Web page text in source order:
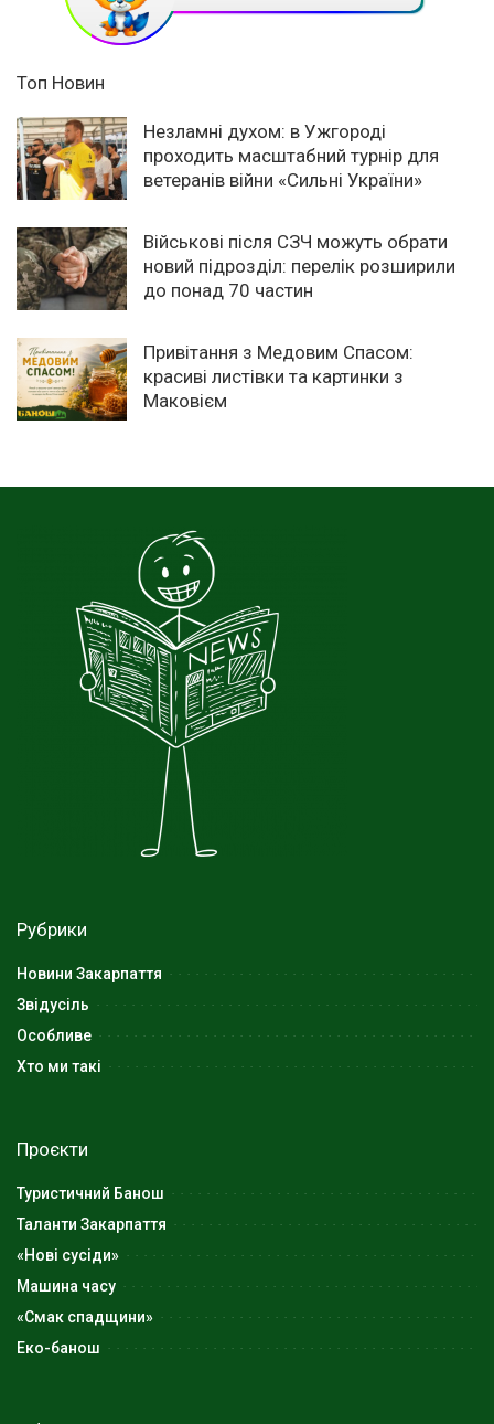
Топ Новин
Незламні духом: в Ужгороді
проходить масштабний турнір для
ветеранів війни «Сильні України»
Військові після СЗЧ можуть обрати
новий підрозділ: перелік розширили
до понад 70 частин
Привітання з Медовим Спасом:
красиві листівки та картинки з
Маковієм
Рубрики
Новини Закарпаття
Звідусіль
Особливе
Хто ми такі
Проєкти
Туристичний Банош
Таланти Закарпаття
«Нові сусіди»
Машина часу
«Смак спадщини»
Еко-банош